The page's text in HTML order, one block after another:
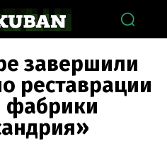
завершили
реставрации